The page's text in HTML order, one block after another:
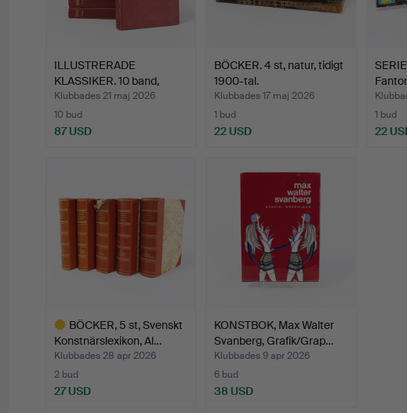
ILLUSTRERADE
KLASSIKER. 10 band,
1950-tal.
Klubbades 21 maj 2026
10 bud
87 USD
BÖCKER. 4 st, natur, tidigt
1900-tal.
Klubbades 17 maj 2026
1 bud
22 USD
1 bud
22
BÖCKER, 5 st, Svenskt
Konstnärslexikon, Al…
Klubbades 28 apr 2026
2 bud
27 USD
KONSTBOK, Max Walter
Svanberg, Grafik/Grap…
Klubbades 9 apr 2026
6 bud
38 USD